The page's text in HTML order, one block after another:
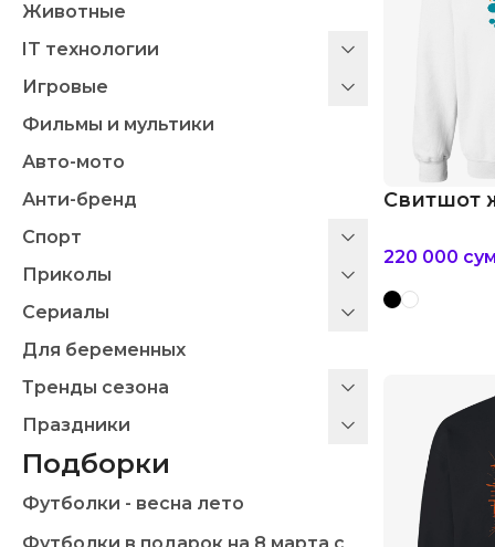
Животные
IT технологии
Игровые
Фильмы и мультики
Авто-мото
Анти-бренд
Спорт
Приколы
Сериалы
Для беременных
Тренды сезона
Праздники
Подборки
Футболки - весна лето
Свитшот
220 000